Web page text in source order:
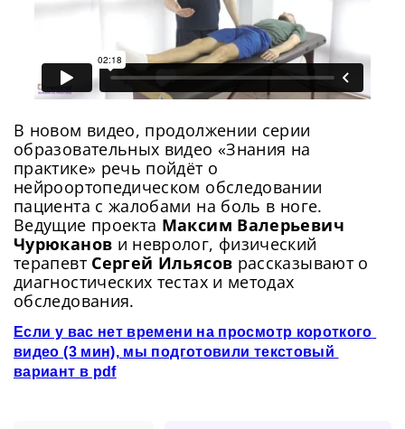
В новом видео, продолжении серии
образовательных видео «Знания на
практике» речь пойдёт о
нейроортопедическом обследовании
пациента с жалобами на боль в ноге.
Ведущие проекта Максим Валерьевич
Чурюканов и невролог, физический
терапевт Сергей Ильясов рассказывают о
диагностических тестах и методах
обследования.
Если у вас нет времени на просмотр короткого
видео (3 мин), мы подготовили текстовый
вариант в pdf